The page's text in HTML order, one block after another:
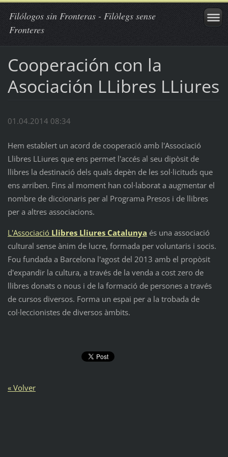
Filólogos sin Fronteras - Filòlegs sense
Fronteres
Cooperación con la
Asociación LLibres LLiures
01.04.2014 08:34
Hem establert un acord de cooperació amb l'Associació
Llibres LLiures que ens permet l'accés al seu dipòsit de
llibres la destinació dels quals depèn de les sol·licituds que
ens arriben. Fins al moment han col·laborat a augmentar el
nombre de diccionaris per al Programa Presos i de llibres
per a altres associacions.
L'Associació Llibres Lliures Catalunya és una associació
cultural sense ànim de lucre, formada per voluntaris i socis.
Fou fundada a Barcelona l'agost del 2013 amb el propòsit
d'expandir la cultura, a través de la venda a cost zero de
llibres donats o nous i de la formació de persones a través
de cursos diversos. Forma un espai per a la trobada de
col·leccionistes de diversos àmbits.
« Volver